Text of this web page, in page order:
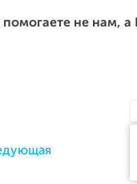
помогаете не нам,